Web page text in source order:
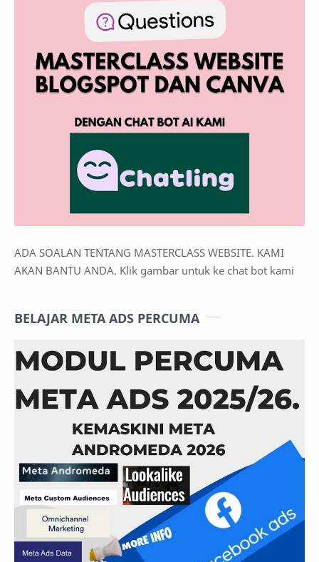
ADA SOALAN TENTANG MASTERCLASS WEBSITE. KAMI
AKAN BANTU ANDA. Klik gambar untuk ke chat bot kami
BELAJAR META ADS PERCUMA